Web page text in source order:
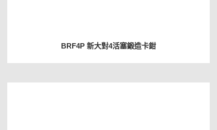
BRF4P 新大對4活塞鍛造卡鉗